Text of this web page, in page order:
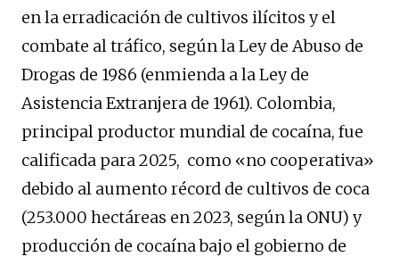
en la erradicación de cultivos ilícitos y el
combate al tráfico, según la Ley de Abuso de
Drogas de 1986 (enmienda a la Ley de
Asistencia Extranjera de 1961). Colombia,
principal productor mundial de cocaína, fue
calificada para 2025, como «no cooperativa»
debido al aumento récord de cultivos de coca
(253.000 hectáreas en 2023, según la ONU) y
producción de cocaína bajo el gobierno de